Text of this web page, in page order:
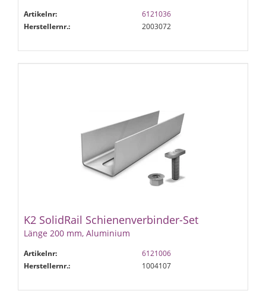
Artikelnr:
6121036
Herstellernr.:
2003072
K2 SolidRail Schienenverbinder-Set
Länge 200 mm, Aluminium
Artikelnr:
6121006
Herstellernr.:
1004107